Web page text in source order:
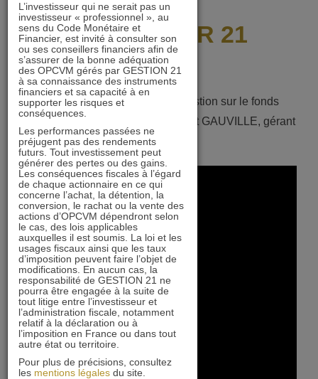
IMMOBILIER 21
Jeudi 20 juin 2024, point de gestion sur le fonds
IMMOBILIER 21 animé par Laurent GAUVILLE, gérant
du fonds.
L’investisseur qui ne serait pas un
investisseur « professionnel », au
sens du Code Monétaire et
Financier, est invité à consulter son
ou ses conseillers financiers afin de
s’assurer de la bonne adéquation
des OPCVM gérés par GESTION 21
à sa connaissance des instruments
financiers et sa capacité à en
supporter les risques et
conséquences.
Les performances passées ne
préjugent pas des rendements
futurs. Tout investissement peut
générer des pertes ou des gains.
Les conséquences fiscales à l’égard
de chaque actionnaire en ce qui
concerne l’achat, la détention, la
conversion, le rachat ou la vente des
actions d’OPCVM dépendront selon
le cas, des lois applicables
auxquelles il est soumis. La loi et les
usages fiscaux ainsi que les taux
d’imposition peuvent faire l’objet de
modifications. En aucun cas, la
responsabilité de GESTION 21 ne
pourra être engagée à la suite de
tout litige entre l’investisseur et
l’administration fiscale, notamment
relatif à la déclaration ou à
l’imposition en France ou dans tout
autre état ou territoire.
Pour plus de précisions, consultez
les mentions légales du site.